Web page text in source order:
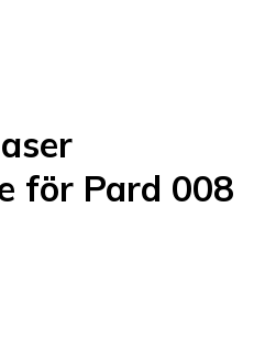
för Pard 008